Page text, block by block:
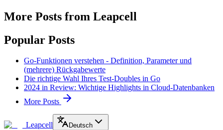
More Posts from Leapcell
Popular Posts
Go-Funktionen verstehen - Definition, Parameter und
(mehrere) Rückgabewerte
Die richtige Wahl Ihres Test-Doubles in Go
2024 in Review: Wichtige Highlights in Cloud-Datenbanken
More Posts
Leapcell Deutsch